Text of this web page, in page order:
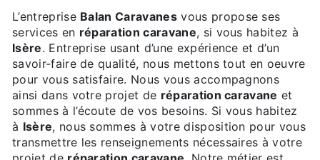
L’entreprise Balan Caravanesvous propose ses
services en réparation caravane, si vous habitez à
Isère. Entreprise usant d’une expérience et d’un
savoir-faire de qualité, nous mettons tout en oeuvre
pour vous satisfaire. Nous vous accompagnons
ainsi dans votre projet de réparation caravane et
sommes à l’écoute de vos besoins. Si vous habitez
à Isère, nous sommes à votre disposition pour vous
transmettre les renseignements nécessaires à votre